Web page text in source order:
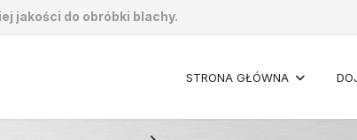
jakości do obróbki blachy.
STRONA GŁÓWNA